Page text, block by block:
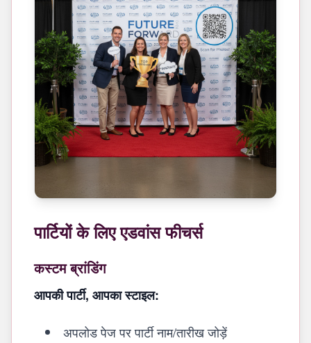
पार्टियों के लिए एडवांस फीचर्स
कस्टम ब्रांडिंग
आपकी पार्टी, आपका स्टाइल:
अपलोड पेज पर पार्टी नाम/तारीख जोड़ें